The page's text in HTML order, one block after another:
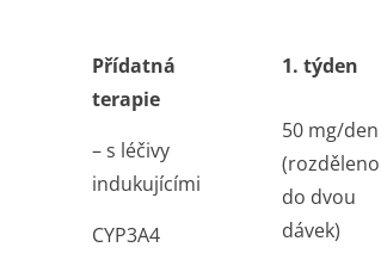
Přídatná
terapie
– s léčivy
indukujícími
CYP3A4
1. týden
50 mg/den
(rozděleno
do dvou
dávek)